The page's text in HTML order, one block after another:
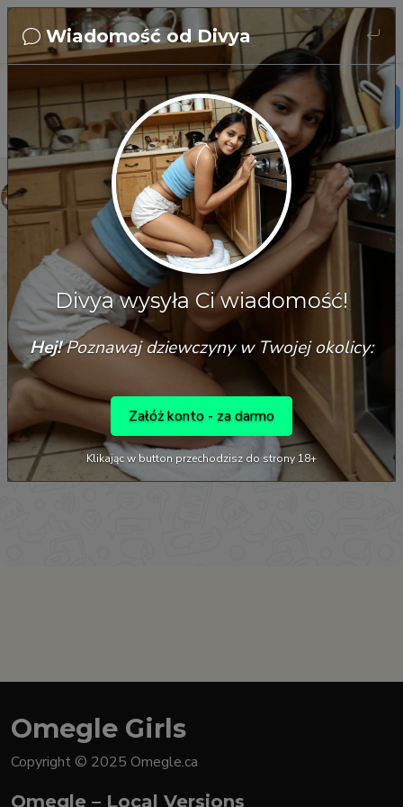
Wiadomość od Divya
Divya wysyła Ci wiadomość!
Hej!Poznawaj dziewczyny w Twojej okolicy:
Załóż konto - za darmo
Klikając w button przechodzisz do strony 18+
Divya
21 वर्ष की
india
Divya
हाय! क्या तुम मुझे थोड़ा और जानना चाहोगे? मैं तो तैयार हूँ ?
09/08/2026, 16:28:17
Omegle Girls
Copyright © 2025 Omegle.ca
Omegle – Local Versions